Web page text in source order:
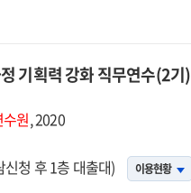
기획력 강화 직무연수(2기)
원, 2020
신청 후 1층 대출대) 이용현황